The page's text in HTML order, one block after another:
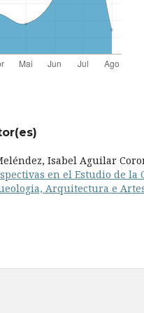
Isabel Aguilar
en el Estudio de la
Arquitectura e